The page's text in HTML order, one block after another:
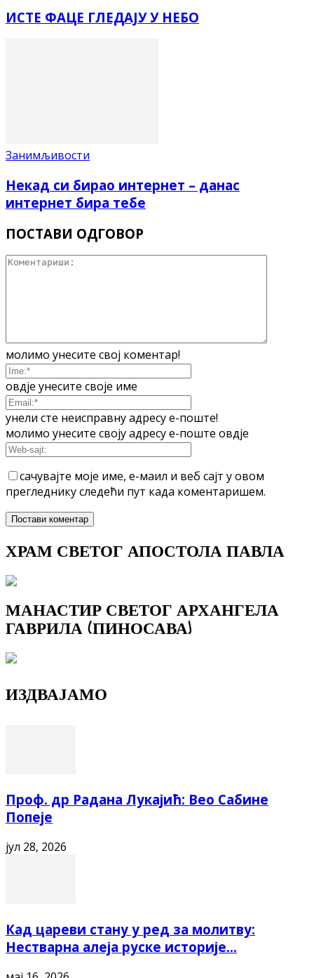
ИСТЕ ФАЦЕ ГЛЕДАЈУ У НЕБО
Занимљивости
Некад си бирао интернет – данас
интернет бира тебе
ПОСТАВИ ОДГОВОР
молимо унесите свој коментар!
овдје унесите своје име
унели сте неисправну адресу е-поште!
молимо унесите своју адресу е-поште овдје
сачувајте моје име, е-маил и веб сајт у овом
прегледнику следећи пут када коментаришем.
ХРАМ СВЕТОГ АПОСТОЛА ПАВЛА
МАНАСТИР СВЕТОГ АРХАНГЕЛА
ГАВРИЛА (ПИНОСАВА)
ИЗДВАЈАМО
Проф. др Радана Лукајић: Вео Сабине
Попеје
јул 28, 2026
Кад цареви стану у ред за молитву:
Нестварна алеја руске историје...